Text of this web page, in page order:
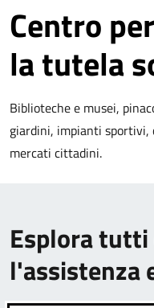
Centro
la tutela
Biblioteche e musei,
giardini, impianti sportivi,
mercati cittadini.
Esplora
l'assistenza